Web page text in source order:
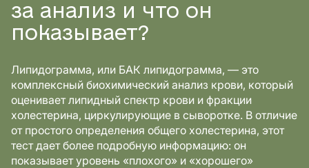
за анализ и что он
показывает?
Липидограмма, или БАК липидограмма, — это
комплексный биохимический анализ крови, который
оценивает липидный спектр крови и фракции
холестерина, циркулирующие в сыворотке. В отличие
от простого определения общего холестерина, этот
тест дает более подробную информацию: он
показывает уровень «плохого» и «хорошего»